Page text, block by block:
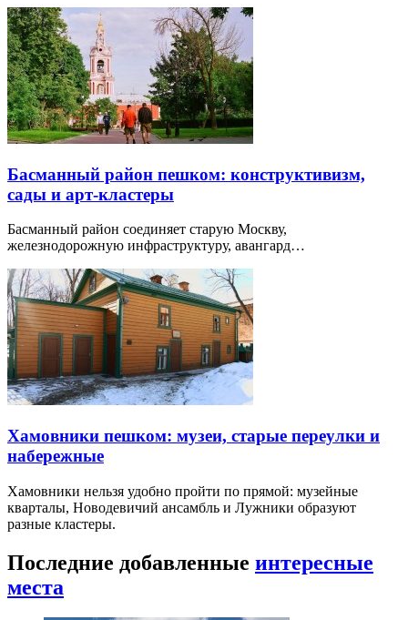
Басманный район пешком: конструктивизм,
сады и арт-кластеры
Басманный район соединяет старую Москву,
железнодорожную инфраструктуру, авангард…
Хамовники пешком: музеи, старые переулки и
набережные
Хамовники нельзя удобно пройти по прямой: музейные
кварталы, Новодевичий ансамбль и Лужники образуют
разные кластеры.
Последние добавленные интересные
места